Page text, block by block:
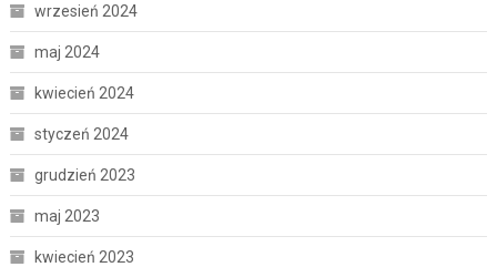
wrzesień 2024
maj 2024
kwiecień 2024
styczeń 2024
grudzień 2023
maj 2023
kwiecień 2023